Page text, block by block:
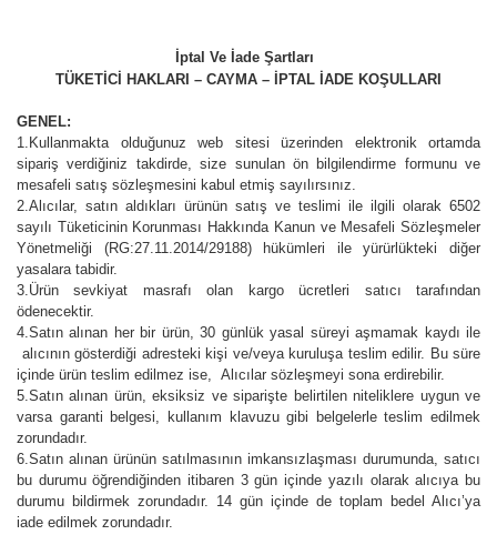
İptal Ve İade Şartları
TÜKETİCİ HAKLARI – CAYMA – İPTAL İADE KOŞULLARI
GENEL:
1.Kullanmakta olduğunuz web sitesi üzerinden elektronik ortamda
sipariş verdiğiniz takdirde, size sunulan ön bilgilendirme formunu ve
mesafeli satış sözleşmesini kabul etmiş sayılırsınız.
2.Alıcılar, satın aldıkları ürünün satış ve teslimi ile ilgili olarak 6502
sayılı Tüketicinin Korunması Hakkında Kanun ve Mesafeli Sözleşmeler
Yönetmeliği (RG:27.11.2014/29188) hükümleri ile yürürlükteki diğer
yasalara tabidir.
3.Ürün sevkiyat masrafı olan kargo ücretleri satıcı tarafından
ödenecektir.
4.Satın alınan her bir ürün, 30 günlük yasal süreyi aşmamak kaydı ile
alıcının gösterdiği adresteki kişi ve/veya kuruluşa teslim edilir. Bu süre
içinde ürün teslim edilmez ise, Alıcılar sözleşmeyi sona erdirebilir.
5.Satın alınan ürün, eksiksiz ve siparişte belirtilen niteliklere uygun ve
varsa garanti belgesi, kullanım klavuzu gibi belgelerle teslim edilmek
zorundadır.
6.Satın alınan ürünün satılmasının imkansızlaşması durumunda, satıcı
bu durumu öğrendiğinden itibaren 3 gün içinde yazılı olarak alıcıya bu
durumu bildirmek zorundadır. 14 gün içinde de toplam bedel Alıcı’ya
iade edilmek zorundadır.